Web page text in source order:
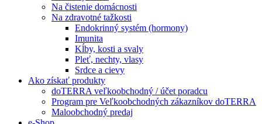
Na čistenie domácnosti
Na zdravotné tažkosti
Endokrinný systém (hormony)
Imunita
Kĺby, kosti a svaly
Pleť, nechty, vlasy
Srdce a cievy
Ako získať produkty
doTERRA veľkoobchodný / účet poradcu
Program pre Veľkoobchodných zákazníkov doTERRA
Maloobchodný predaj